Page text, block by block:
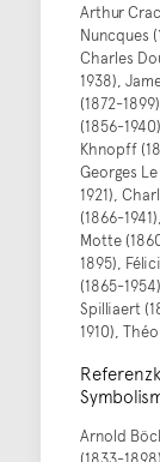
Arthur
Nuncques
Charles
1938),
(1872-
(1856-
Khnopff
Georges
1921),
(1866-
Motte
1895),
(1865-
Spilliaert
1910),
Arnold